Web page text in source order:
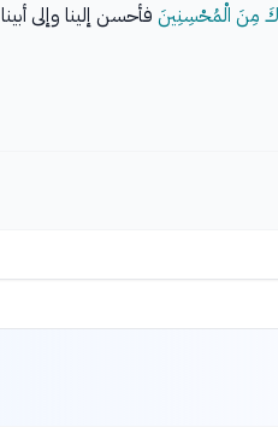
مِنَ الْمُحْسِنِينَ فأحسن إلينا وإلى